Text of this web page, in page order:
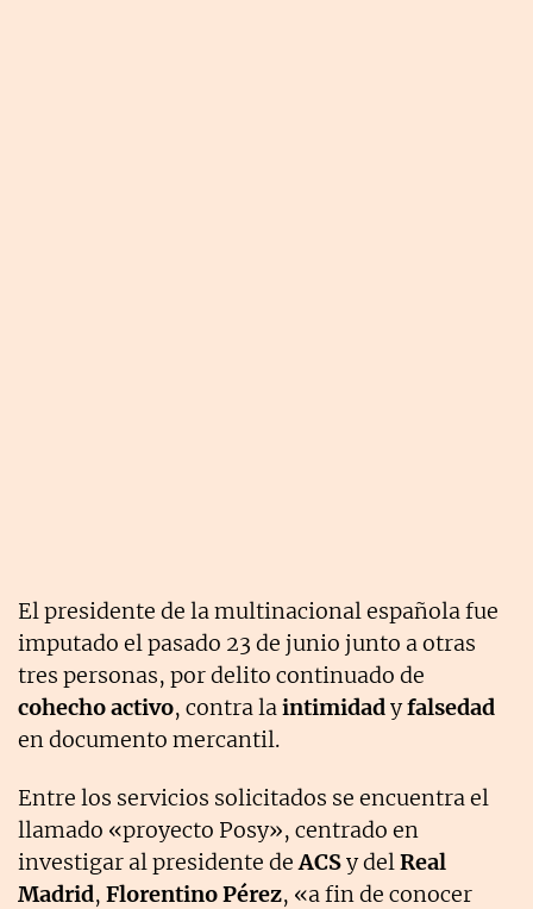
El presidente de la multinacional española fue
imputado el pasado 23 de junio junto a otras
tres personas, por delito continuado de
cohecho activo, contra laintimidadyfalsedad
en documento mercantil.
Entre los servicios solicitados se encuentra el
llamado «proyecto Posy», centrado en
investigar al presidente deACSy delReal
Madrid, Florentino Pérez, «a fin de conocer